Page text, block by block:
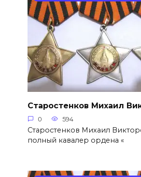
Старостенков Михаил
0 594
Старостенков Михаил
полный кавалер ордена «